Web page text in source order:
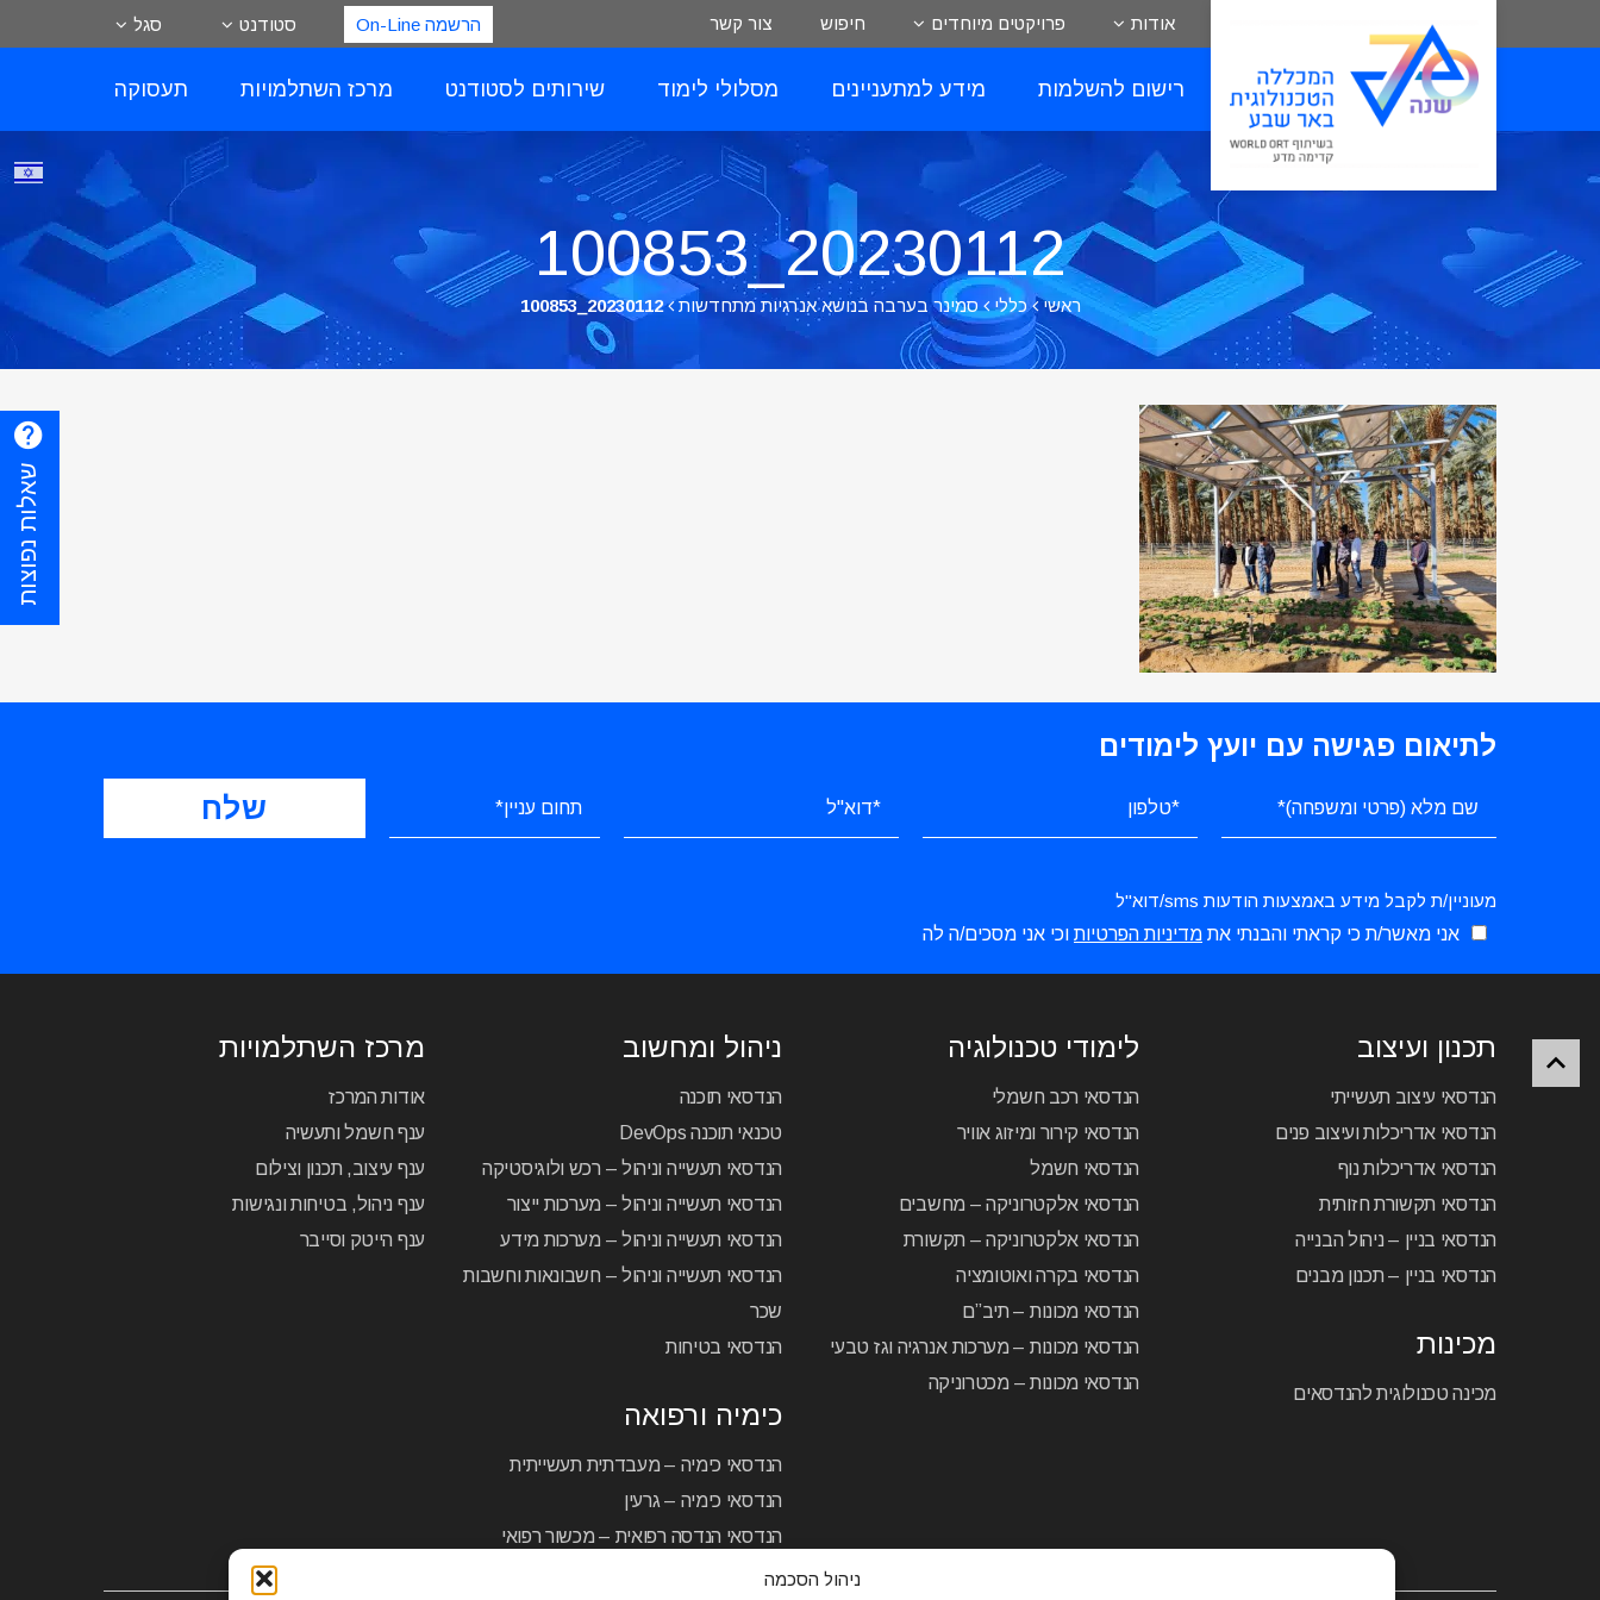
ניהול הסכמה
אודות פרויקטים מיוחדים חיפוש צור קשר הרשמה On-Line סטודנט סגל
רישום להשלמות מידע למתעניינים מסלולי לימוד שירותים לסטודנט מרכז השתלמויות תעסוקה
20230112_100853
ראשי כללי סמינר בערבה בנושא אנרגיות מתחדשות 20230112_100853
לתיאום פגישה עם יועץ לימודים
מעוניין/ת לקבל מידע באמצעות הודעות sms/דוא"ל
אני מאשר/ת כי קראתי והבנתי את מדיניות הפרטיות וכי אני מסכים/ה לה
תכנון ועיצוב
הנדסאי עיצוב תעשייתי
הנדסאי אדריכלות ועיצוב פנים
הנדסאי אדריכלות נוף
הנדסאי תקשורת חזותית
הנדסאי בניין – ניהול הבנייה
הנדסאי בניין – תכנון מבנים
מכינות
מכינה טכנולוגית להנדסאים
לימודי טכנולוגיה
הנדסאי רכב חשמלי
הנדסאי קירור ומיזוג אוויר
הנדסאי חשמל
הנדסאי אלקטרוניקה – מחשבים
הנדסאי אלקטרוניקה – תקשורת
הנדסאי בקרה ואוטומציה
הנדסאי מכונות – תיב”ם
הנדסאי מכונות – מערכות אנרגיה וגז טבעי
הנדסאי מכונות – מכטרוניקה
ניהול ומחשוב
הנדסאי תוכנה
טכנאי תוכנה DevOps
הנדסאי תעשייה וניהול – רכש ולוגיסטיקה
הנדסאי תעשייה וניהול – מערכות ייצור
הנדסאי תעשייה וניהול – מערכות מידע
הנדסאי תעשייה וניהול – חשבונאות וחשבות
שכר
הנדסאי בטיחות
כימיה ורפואה
הנדסאי כימיה – מעבדתית תעשייתית
הנדסאי כימיה – גרעין
הנדסאי הנדסה רפואית – מכשור רפואי
מרכז השתלמויות
אודות המרכז
ענף חשמל ותעשיה
ענף עיצוב, תכנון וצילום
ענף ניהול, בטיחות ונגישות
ענף הייטק וסייבר
שאלות נפוצות